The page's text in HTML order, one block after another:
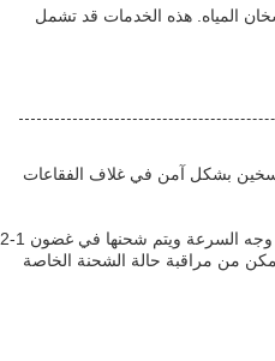
المياه. هذه الخدمات قد تشمل
تسخين بشكل آمن في غلاف الفقاعات
نحن نقدم شحن سريع وموثوق به لمنتج سخان الماء العناصر التدفئة. يتم معالجة الطلبات على وجه السرعة ويتم شحنها في غضون 1-2
من مراقبة حالة الشحنة الخاصة